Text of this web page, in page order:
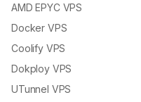
AMD EPYC VPS
Docker VPS
Coolify VPS
Dokploy VPS
UTunnel VPS